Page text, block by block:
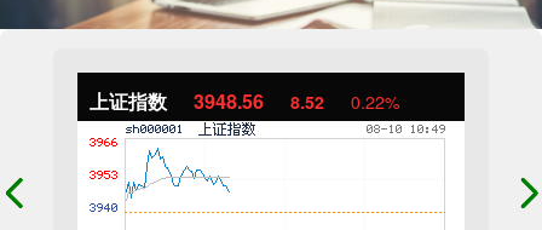
上证指数 3949.30 9.26 0.24%